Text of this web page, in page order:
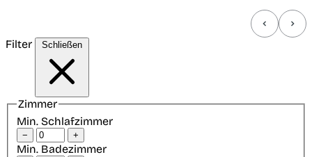
Filter Schließen
Zimmer
Min. Schlafzimmer
− +
Min. Badezimmer